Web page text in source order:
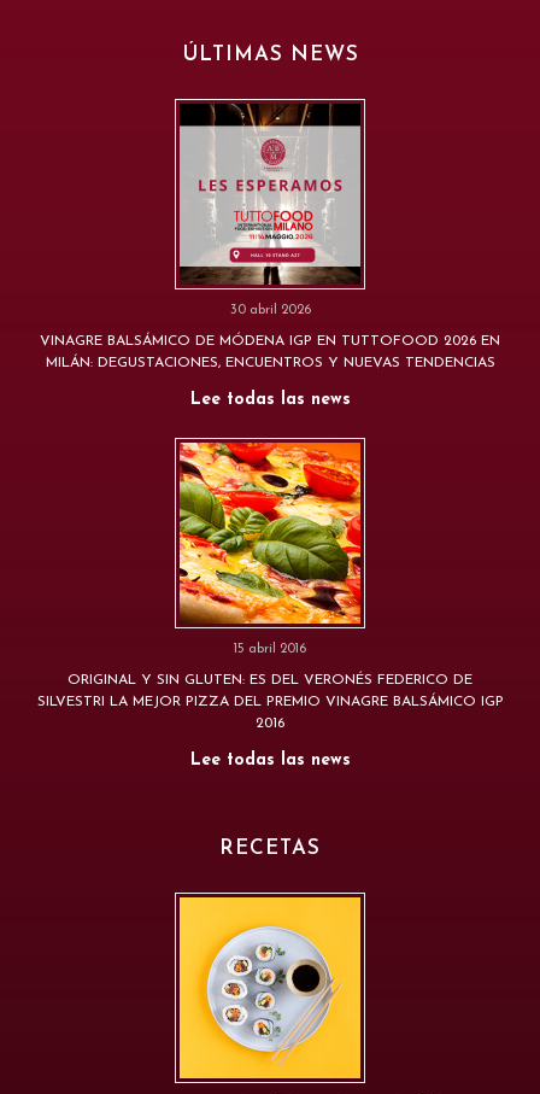
ÚLTIMAS NEWS
30 abril 2026
VINAGRE BALSÁMICO DE MÓDENA IGP EN TUTTOFOOD 2026 EN
MILÁN: DEGUSTACIONES, ENCUENTROS Y NUEVAS TENDENCIAS
Lee todas las news
15 abril 2016
ORIGINAL Y SIN GLUTEN: ES DEL VERONÉS FEDERICO DE
SILVESTRI LA MEJOR PIZZA DEL PREMIO VINAGRE BALSÁMICO IGP
2016
Lee todas las news
RECETAS